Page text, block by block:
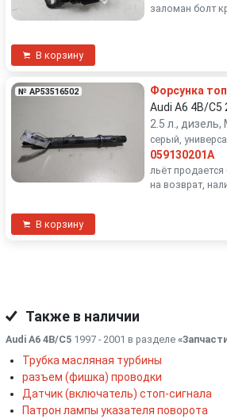
заломан болт
В корзину
№ AP53516502
Форсунка
Audi A6 4B/C5
2.5 л.,
серый,
059130201A
льёт продается
на возврат,
В корзину
Также в наличии
Audi A6 4B/C5 1997 - 2001 в разделе
Трубка масляная турбины
разъем (фишка) проводки
Датчик (включатель) стоп-сигнала
Патрон лампы указателя поворота